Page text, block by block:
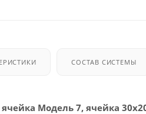
СОСТАВ СИСТЕМЫ
ячейка Модель 7, ячейка